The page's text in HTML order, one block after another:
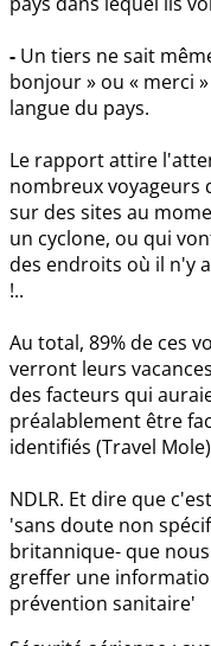
- Un tiers ne sait
bonjour » ou « merci
langue du pays.
Le rapport attire
nombreux voyageurs
sur des sites au
un cyclone, ou qui
des endroits où il n'y
!..
Au total, 89% de ces
verront leurs
des facteurs qui
préalablement être
identifiés (Travel
NDLR. Et dire que
'sans doute non
britannique- que
greffer une
prévention sanitaire'